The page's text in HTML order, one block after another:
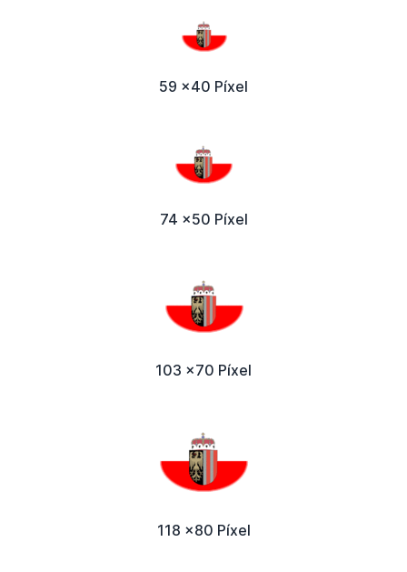
59 x40 Píxel
74 x50 Píxel
103 x70 Píxel
118 x80 Píxel